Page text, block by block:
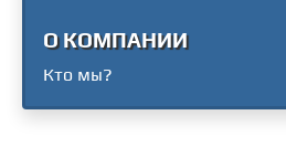
О КОМПАНИИ
Кто мы?